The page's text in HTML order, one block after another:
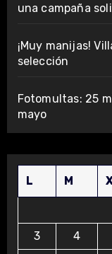
una campaña
¡Muy manijas!
selección
Fotomultas: 25
mayo
L M
3
4